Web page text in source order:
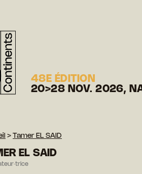
48E ÉDITION
20>28 NOV. 2026,
> Tamer EL SAID
EL SAID